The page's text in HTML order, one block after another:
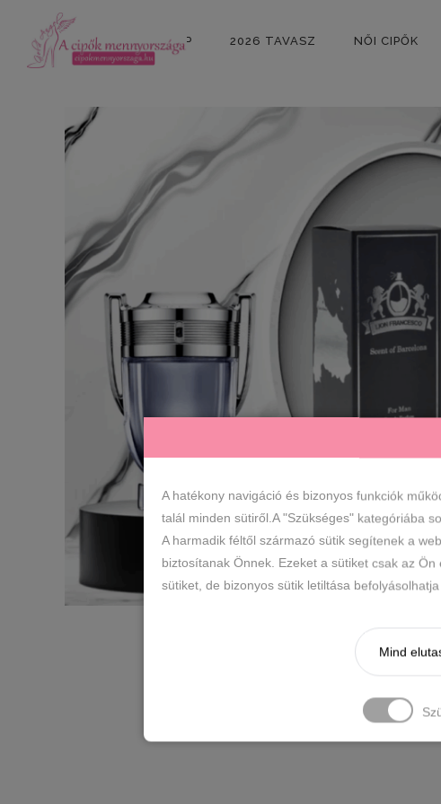
KEZDŐLAP 2026 TAVASZ NŐI CIPŐK
A hatékony navigáció és bizonyos funkciók
talál minden sütiről.A "Szükséges" kategóriába
A harmadik féltől származó sütik segítenek a
biztosítanak Önnek. Ezeket a sütiket csak az
sütiket, de bizonyos sütik letiltása
Mind